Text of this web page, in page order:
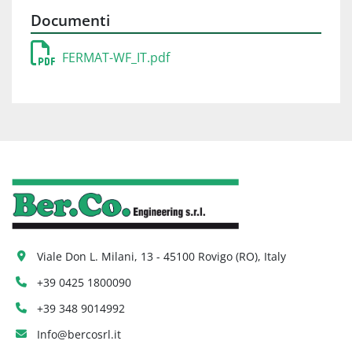
Documenti
FERMAT-WF_IT.pdf
Viale Don L. Milani, 13 - 45100 Rovigo (RO), Italy
+39 0425 1800090
+39 348 9014992
Info@bercosrl.it